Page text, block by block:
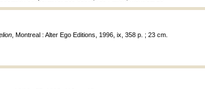
, Montreal : Alter Ego Editions, 1996, ix, 358 p. ; 23 cm.